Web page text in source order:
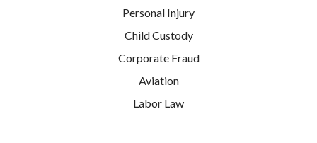
Personal Injury
Child Custody
Corporate Fraud
Aviation
Labor Law